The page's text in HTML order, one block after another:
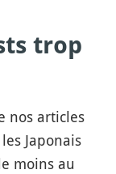
trop
nos articles
Japonais
moins au